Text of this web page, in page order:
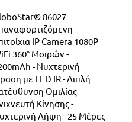
86027
IP Camera 1080P
360° Μοιρών -
- Νυχτερινή
με LED IR - Διπλή
Ομιλίας -
Κίνησης -
Λήψη - 25 Μέρες